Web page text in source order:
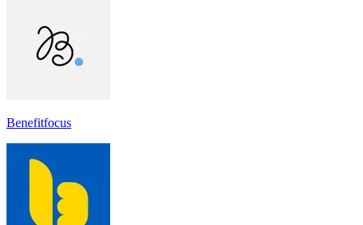
Benefitfocus